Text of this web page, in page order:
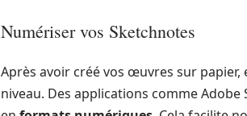
Numériser vos Sketchnotes
Après avoir créé vos œuvres sur
niveau. Des applications comme